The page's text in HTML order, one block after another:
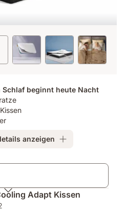
Schlaf beginnt heute Nacht
anzeigen
Adapt Kissen